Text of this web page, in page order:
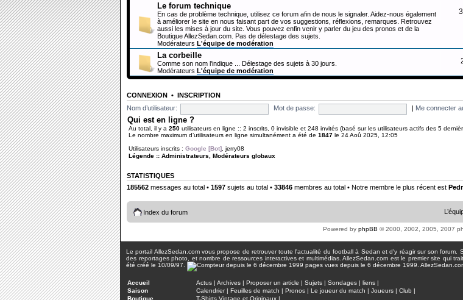
Le forum technique
En cas de problème technique, utilisez ce forum afin de nous le signaler. Aidez-nous également
à améliorer le site en nous faisant part de vos suggestions, réflexions, remarques. Retrouvez
aussi les mises à jour du site. Vous pouvez enfin venir y parler du jeu des pronos et de la
Boutique AllezSedan.com. Pas de délestage des sujets.
Modérateurs L'équipe de modération
La corbeille
Comme son nom l'indique ... Délestage des sujets à 30 jours.
Modérateurs L'équipe de modération
CONNEXION • INSCRIPTION
Nom d’utilisateur:
Mot de passe: Me connecter
Qui est en ligne ?
Au total, il y a 250 utilisateurs en ligne :: 2 inscrits, 0 invisible et 248 invités (basé sur les utilisateurs actifs des 5
Le nombre maximum d’utilisateurs en ligne simultanément a été de 1847 le 24 Aoû 2025, 12:05
Utilisateurs inscrits : Google [Bot] jerry08
Légende :: Administrateurs Modérateurs globaux
STATISTIQUES
185562 messages au total • 1597 sujets au total • 33846 membres au total • Notre membre le plus récent est
Index du forum
Powered by phpBB © 2000, 2002, 2005, 2007
Le portail AllezSedan.com vous propose de retrouver toute l'actualité du football à Sedan et d'y réagir sur son forum.
des reportages photo, et nombre de ressources interactives et multimédias. AllezSedan.com est le premier site qui
été créé le 10/09/97.
pages vues depuis le 6 décembre 1999.
Accueil Actus | Archives | Proposer un article | Sujets | Sondages | liens |
Saison
Calendrier| Feuilles de match | Pronos | Le joueur du match | Joueurs | Club |
Boutique
T-Shirts Vintage et Originaux |